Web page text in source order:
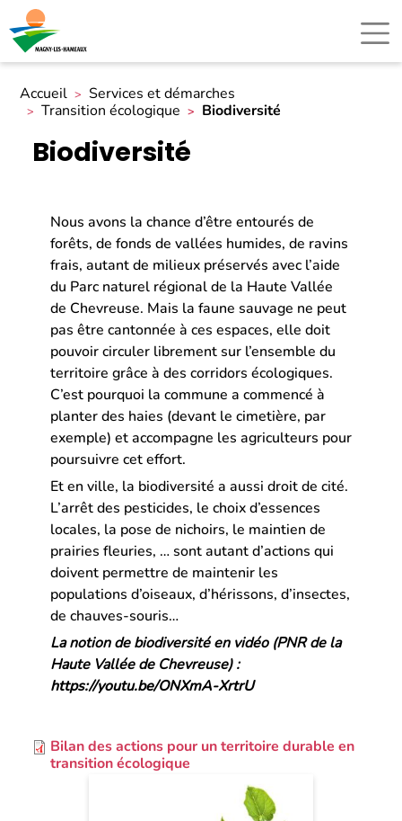
Accueil
Services et démarches
Transition écologique
Biodiversité
Biodiversité
Nous avons la chance d’être entourés de
forêts, de fonds de vallées humides, de ravins
frais, autant de milieux préservés avec l’aide
du Parc naturel régional de la Haute Vallée
de Chevreuse. Mais la faune sauvage ne peut
pas être cantonnée à ces espaces, elle doit
pouvoir circuler librement sur l’ensemble du
territoire grâce à des corridors écologiques.
C’est pourquoi la commune a commencé à
planter des haies (devant le cimetière, par
exemple) et accompagne les agriculteurs pour
poursuivre cet effort.
Et en ville, la biodiversité a aussi droit de cité.
L’arrêt des pesticides, le choix d’essences
locales, la pose de nichoirs, le maintien de
prairies fleuries, … sont autant d’actions qui
doivent permettre de maintenir les
populations d’oiseaux, d’hérissons, d’insectes,
de chauves-souris…
La notion de biodiversité en vidéo (PNR de la
Haute Vallée de Chevreuse) :
https://youtu.be/ONXmA-XrtrU
Bilan des actions pour un territoire durable en
transition écologique